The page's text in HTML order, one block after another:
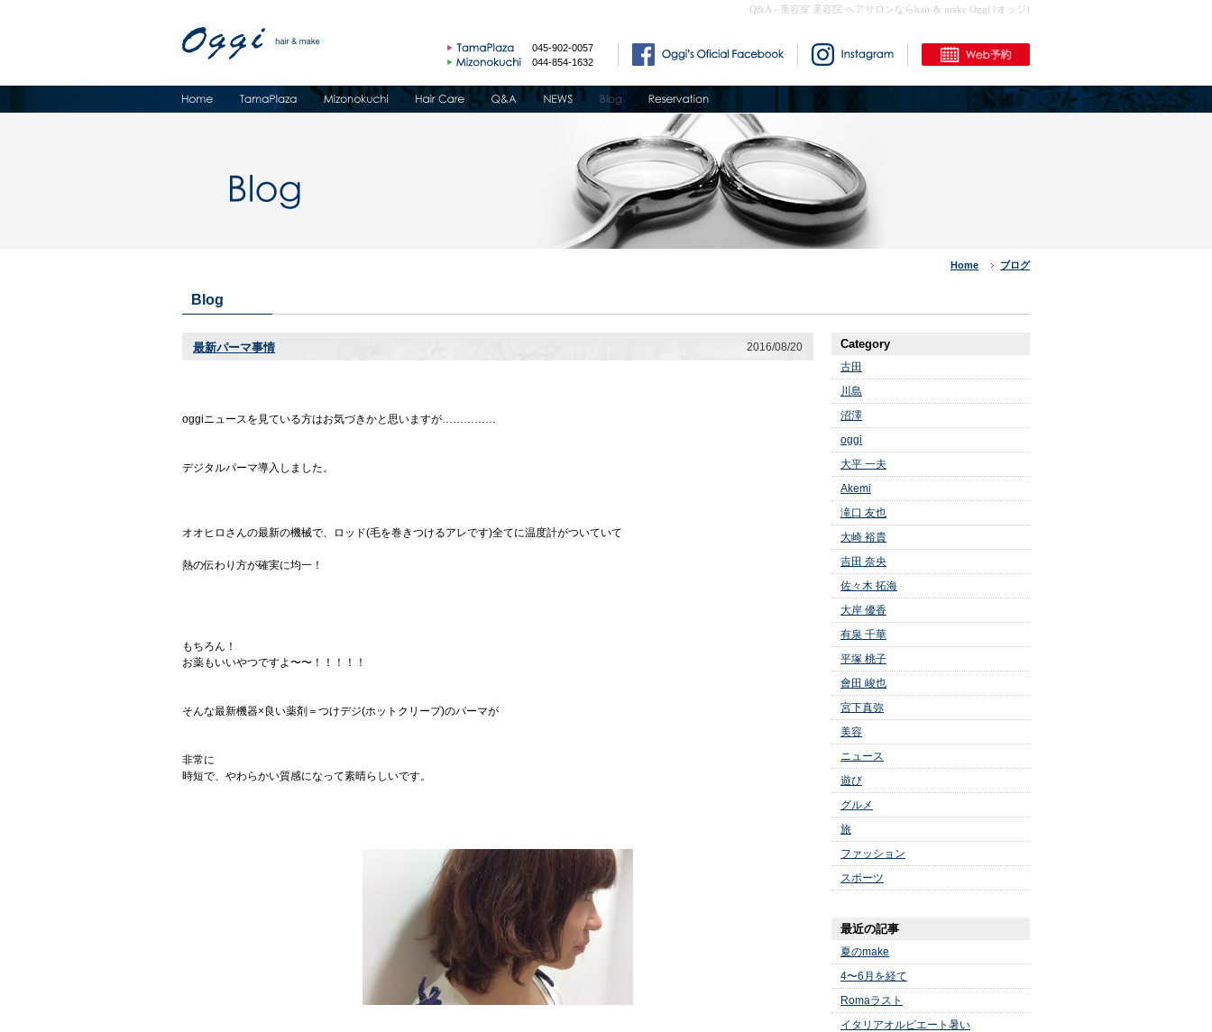
Q&A - 美容室 美容院 ヘアサロンならhair & make Oggi (オッジ)
045-902-0057
044-854-1632
Home ブログ
Blog
最新パーマ事情 2016/08/20
oggiニュースを見ている方はお気づきかと思いますが……………
デジタルパーマ導入しました。
オオヒロさんの最新の機械で、ロッド(毛を巻きつけるアレです)全てに温度計がついていて
熱の伝わり方が確実に均一！
もちろん！
お薬もいいやつですよ〜〜！！！！！
そんな最新機器×良い薬剤＝つけデジ(ホットクリープ)のパーマが
非常に
時短で、やわらかい質感になって素晴らしいです。
Category
古田
川島
沼澤
oggi
大平 一夫
Akemi
滝口 友也
大崎 裕貴
吉田 奈央
佐々木 拓海
大岸 優香
有泉 千華
平塚 桃子
會田 峻也
宮下真弥
美容
ニュース
遊び
グルメ
旅
ファッション
スポーツ
最近の記事
夏のmake
4〜6月を経て
Romaラスト
イタリアオルビエート暑い